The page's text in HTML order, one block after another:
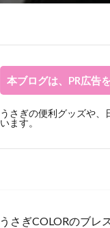
本ブログは、PR広告
うさぎの便利グッズや、
います。
うさぎCOLORのブレ